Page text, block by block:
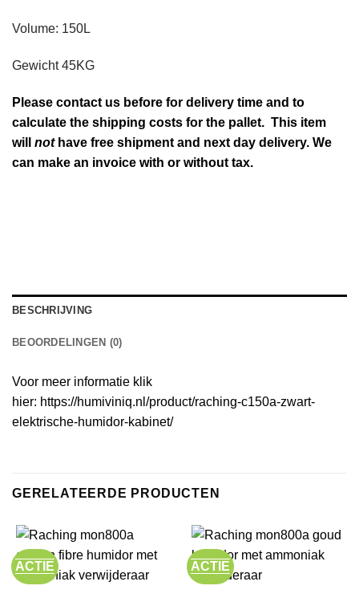
Volume: 150L
Gewicht 45KG
Please contact us before for delivery time and to
calculate the shipping costs for the pallet. This item
will nothave free shipment and next day delivery. We
can make an invoice with or without tax.
BESCHRIJVING
BEOORDELINGEN (0)
Voor meer informatie klik
hier: https://humiviniq.nl/product/raching-c150a-zwart-
elektrische-humidor-kabinet/
GERELATEERDE PRODUCTEN
ACTIE ACTIE